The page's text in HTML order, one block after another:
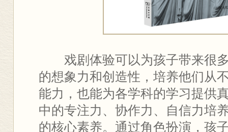
戏剧体验可以为孩子带来很多
的想象力和创造性，培养他们从
能力，也能为各学科的学习提供
中的专注力、协作力、自信力培
的核心素养。通过角色扮演，孩